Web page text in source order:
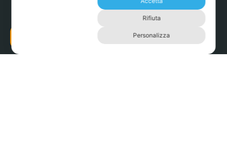
Rifiuta
Personalizza